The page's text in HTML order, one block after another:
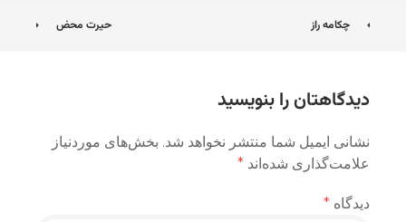
ناوبری
چکامه راز حیرت محض
دیدگاهتان را بنویسید
نشانی ایمیل شما منتشر نخواهد شد. بخش‌های موردنیاز
علامت‌گذاری شده‌اند *
دیدگاه *